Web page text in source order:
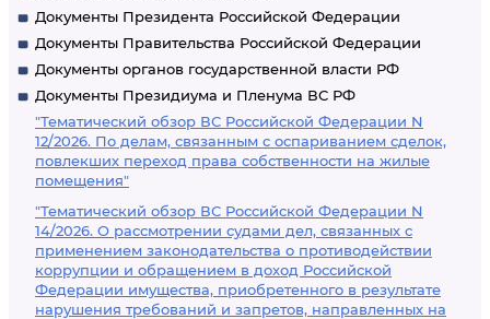
Документы Президента Российской Федерации
Документы Правительства Российской Федерации
Документы органов государственной власти РФ
Документы Президиума и Пленума ВС РФ
"Тематический обзор ВС Российской Федерации N
12/2026. По делам, связанным с оспариванием сделок,
повлекших переход права собственности на жилые
помещения"
"Тематический обзор ВС Российской Федерации N
14/2026. О рассмотрении судами дел, связанных с
применением законодательства о противодействии
коррупции и обращением в доход Российской
Федерации имущества, приобретенного в результате
нарушения требований и запретов, направленных на